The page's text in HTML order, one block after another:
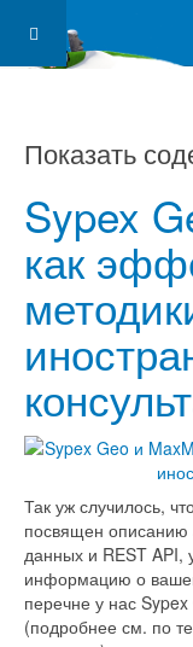
Показать
Sypex
как
Так уж случилось,
посвящен описанию
данных и REST
информацию о
перечне у нас
(подробнее см. по